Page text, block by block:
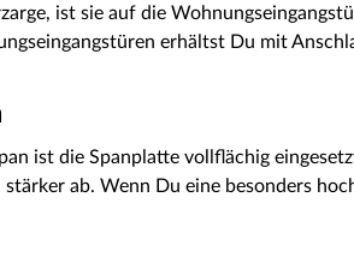
ist sie auf die
erhältst Du mit
ist die Spanplatte vollflächig
ab. Wenn Du eine besonders